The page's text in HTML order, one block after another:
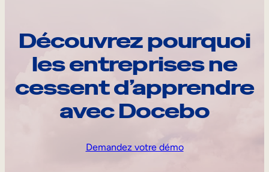
Découvrez pourquoi
les entreprises ne
cessent d’apprendre
avec Docebo
Demandez votre démo